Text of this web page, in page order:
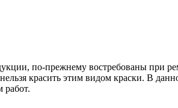
по-прежнему востребованы при
красить этим видом краски. В
работ.